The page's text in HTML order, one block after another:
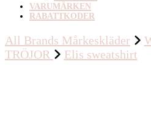
VARUMÄRKEN
RABATTKODER
All Brands Mårkeskläder
TRÖJOR
Elis sweatshirt